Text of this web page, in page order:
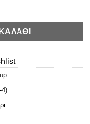
Ποτήρι ποσότητα
4)